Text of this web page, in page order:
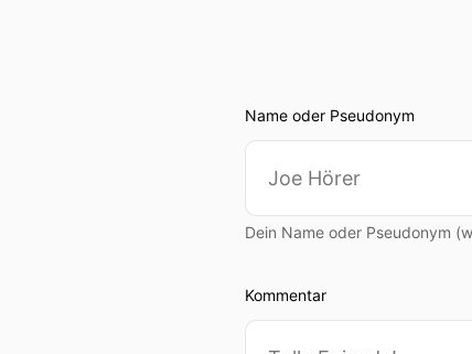
Name oder Pseudonym
Dein Name oder Pseudonym
Kommentar